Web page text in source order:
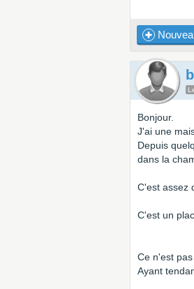
Bonjour.
J'ai une
Depuis
dans la
C'est assez
C'est un
Ce n'est
Ayant